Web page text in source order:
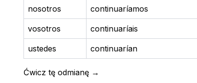
nosotros continuaríamos
vosotros continuaríais
ustedes continuarían
Ćwicz tę odmianę →